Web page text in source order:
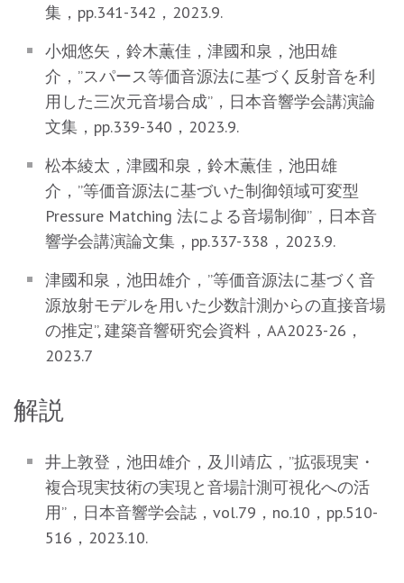
集，pp.341-342，2023.9.
小畑悠矢，鈴木薫佳，津國和泉，池田雄
介，”スパース等価音源法に基づく反射音を利
用した三次元音場合成”，日本音響学会講演論
文集，pp.339-340，2023.9.
松本綾太，津國和泉，鈴木薫佳，池田雄
介，”等価音源法に基づいた制御領域可変型
Pressure Matching 法による音場制御”，日本音
響学会講演論文集，pp.337-338，2023.9.
津國和泉，池田雄介，”等価音源法に基づく音
源放射モデルを用いた少数計測からの直接音場
の推定”, 建築音響研究会資料，AA2023-26，
2023.7
解説
井上敦登，池田雄介，及川靖広，”拡張現実・
複合現実技術の実現と音場計測可視化への活
用”，日本音響学会誌，vol.79，no.10，pp.510-
516，2023.10.